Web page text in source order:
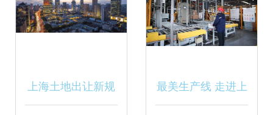
上海土地出让新规 最美生产线 走进上